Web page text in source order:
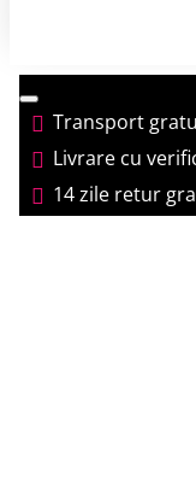
Transport
Livrare cu
14 zile retur